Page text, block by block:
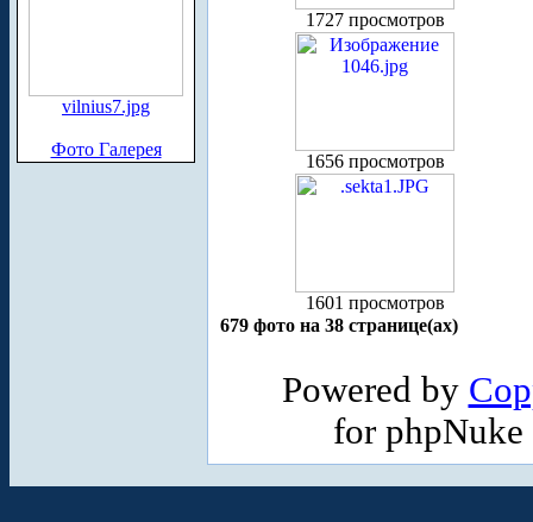
vilnius7.jpg
Фото Галерея
1727 просмотров
1656 просмотров
1601 просмотров
679 фото на 38 странице(ах)
Powered by
for